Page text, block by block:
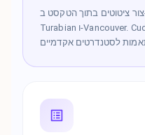
צור ציטוטים בתוך הטקסט ב-APA, MLA, Chicago, Harvard,
Turabian ו-Vancouver. CudekAI שומר על עקביות ההפניות